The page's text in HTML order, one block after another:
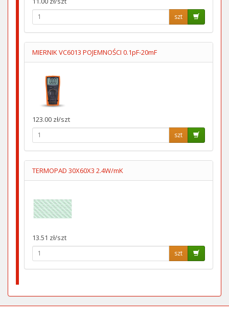
szt
MIERNIK VC6013 POJEMNOŚCI 0.1pF-20mF
123.00 zł/szt
szt
TERMOPAD 30X60X3 2.4W/mK
13.51 zł/szt
szt